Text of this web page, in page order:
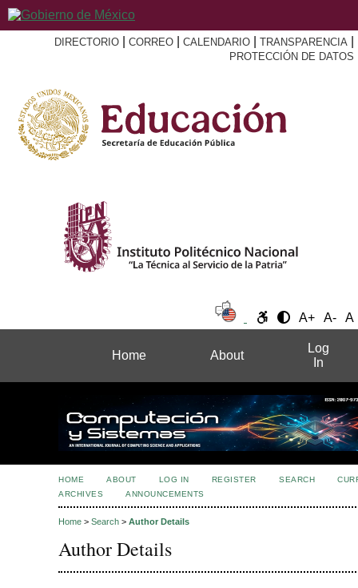
DIRECTORIO CORREO CALENDARIO TRANSPARENCIA
PROTECCIÓN DE DATOS
A+ A- A
Home About
Log
In
HOME ABOUT LOG IN REGISTER SEARCH
ARCHIVES
ANNOUNCEMENTS
Home > Search > Author Details
Author Details